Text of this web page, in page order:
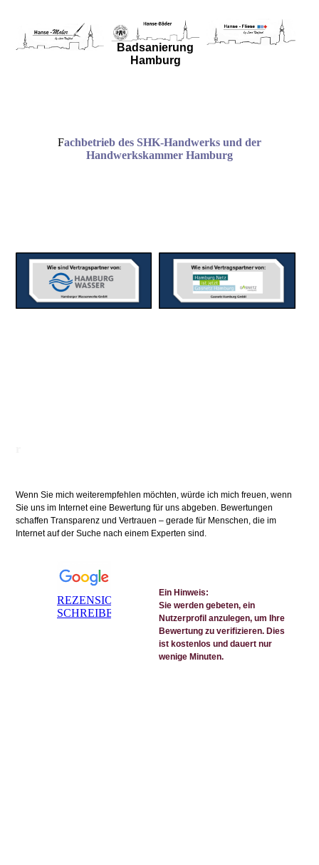
Badsanierung
Hamburg
Fachbetrieb des SHK-Handwerks und der
Handwerkskammer Hamburg
Wenn Sie mich weiterempfehlen möchten, würde ich mich freuen, wenn
Sie uns im Internet eine Bewertung für uns abgeben. Bewertungen
schaffen Transparenz und Vertrauen – gerade für Menschen, die im
Internet auf der Suche nach einem Experten sind.
REZENSION
SCHREIBEN
Ein Hinweis:
Sie werden gebeten, ein
Nutzerprofil anzulegen, um Ihre
Bewertung zu verifizieren. Dies
ist kostenlos und dauert nur
wenige Minuten.